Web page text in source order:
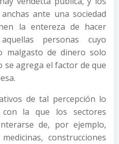
ante una sociedad
la entereza de hacer
personas cuyo
malgasto de dinero solo
se agrega el factor de que
de tal percepción lo
con la que los sectores
de, por ejemplo,
construcciones